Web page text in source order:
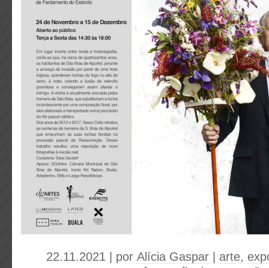
22.11.2021 | por Alícia Gaspar arte,